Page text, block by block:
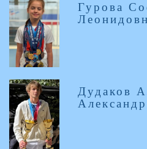
Гурова
Дудаков